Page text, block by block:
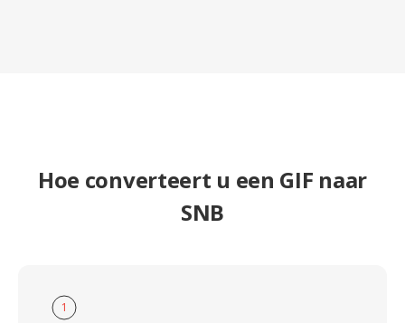
Hoe converteert u een GIF naar
SNB
1